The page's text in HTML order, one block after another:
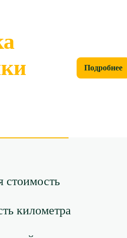
Подробнее
стоимость
километра